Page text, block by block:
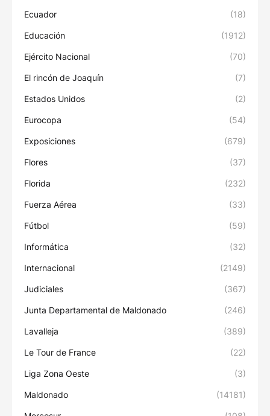
Ecuador (18)
Educación (1912)
Ejército Nacional (70)
El rincón de Joaquín (7)
Estados Unidos (2)
Eurocopa (54)
Exposiciones (679)
Flores (37)
Florida (232)
Fuerza Aérea (33)
Fútbol (59)
Informática (32)
Internacional (2149)
Judiciales (367)
Junta Departamental de Maldonado (246)
Lavalleja (389)
Le Tour de France (22)
Liga Zona Oeste (3)
Maldonado (14181)